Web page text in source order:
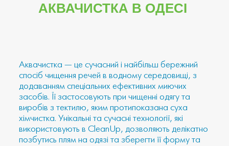
АКВАЧИСТКА В ОДЕСІ
Аквачистка — це сучасний і найбільш бережний
спосіб чищення речей в водному середовищі, з
додаванням спеціальних ефективних миючих
засобів. Її застосовують при чищенні одягу та
виробів з тектилю, яким протипоказана суха
хімчистка. Унікальні та сучасні технології, які
використовують в CleanUp, дозволяють делікатно
позбутись плям на одязі та зберегти її форму та